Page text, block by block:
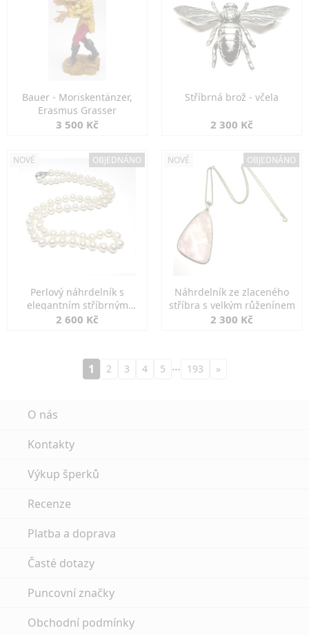
Bauer - Moriskentänzer,
Erasmus Grasser
3 500 Kč
Stříbrná brož - včela
2 300 Kč
NOVÉ OBJEDNÁNO
Perlový náhrdelník s
elegantním stříbrným
zapínáním
2 600 Kč
NOVÉ OBJEDNÁNO
Náhrdelník ze zlaceného
stříbra s velkým růženínem
2 300 Kč
1 2 3 4 5 … 193 »
O nás
Kontakty
Výkup šperků
Recenze
Platba a doprava
Časté dotazy
Puncovní značky
Obchodní podmínky